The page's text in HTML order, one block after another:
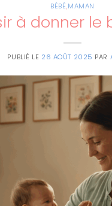
BÉBÉ,MAMAN
à donner le
PUBLIÉ LE 26 AOÛT 2025 PAR